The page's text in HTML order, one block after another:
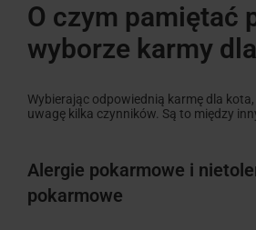
O czym pamiętać
wyborze karmy
Wybierając odpowiednią karmę dla
uwagę kilka czynników. Są to między
Alergie pokarmowe i
pokarmowe